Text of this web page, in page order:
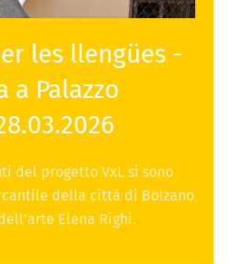
les llengües -
a Palazzo
del progetto VxL si sono
della città di Bolzano
Elena Righi.